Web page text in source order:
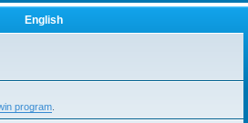
English
program